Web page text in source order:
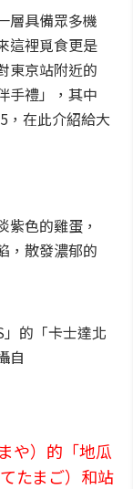
層具備眾多機
這裡覓食更是
東京站附近的
手禮」，其中
在此介紹給大
色的雞蛋，
，散發濃郁的
的「卡士達北
自
や）的「地瓜
たまご）和站